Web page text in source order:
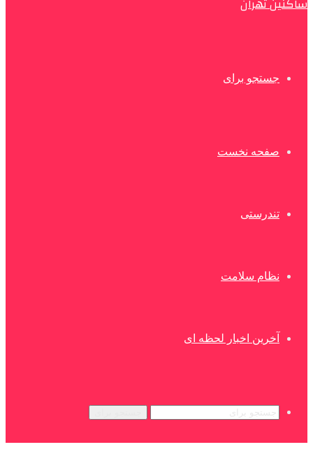
ساکنین تهران
جستجو برای
صفحه نخست
تندرستی
نظام سلامت
آخرین اخبار لحظه ای